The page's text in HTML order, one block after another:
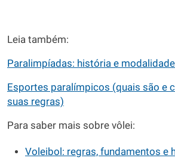
Leia também:
Paralimpíadas: história e
Esportes paralímpicos (quais são e
suas regras)
Para saber mais sobre vôlei:
Voleibol: regras, fundamentos e